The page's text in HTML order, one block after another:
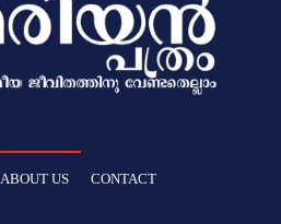
ABOUT US CONTACT